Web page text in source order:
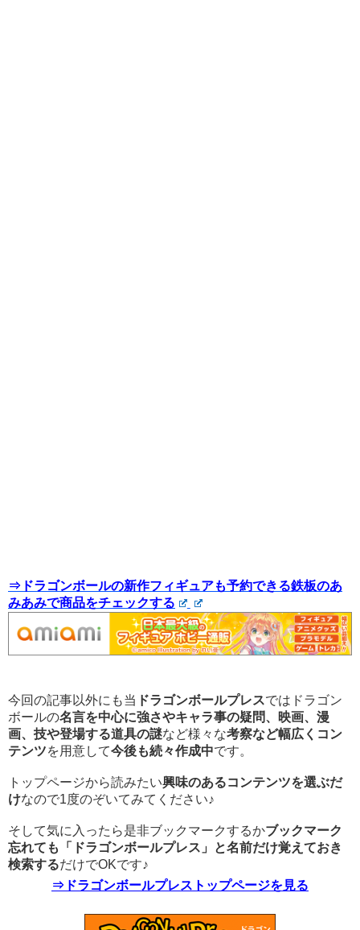
⇒ドラゴンボールの新作フィギュアも予約できる鉄板のあ
みあみで商品をチェックする
今回の記事以外にも当 ドラゴンボールプレスではドラゴン
ボールの名言を中心に強さやキャラ事の疑問、映画、漫
画、技や登場する道具の謎など様々な考察など幅広くコン
テンツを用意して今後も続々作成中です。
トップページから読みたい興味のあるコンテンツを選ぶだ
けなので1度のぞいてみてください♪
そして気に入ったら是非ブックマークするかブックマーク
忘れても「ドラゴンボールプレス」と名前だけ覚えておき
検索するだけでOKです♪
⇒ドラゴンボールプレストップページを見る